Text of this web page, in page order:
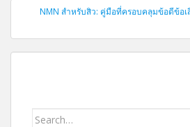
NMN สำหรับสิว: คู่มือที่ครอบคลุมข้อดีข้อ
ค้นหา: